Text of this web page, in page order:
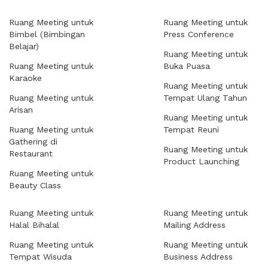
Ruang Meeting untuk
Bimbel (Bimbingan
Belajar)
Ruang Meeting untuk
Karaoke
Ruang Meeting untuk
Arisan
Ruang Meeting untuk
Gathering di
Restaurant
Ruang Meeting untuk
Beauty Class
Ruang Meeting untuk
Press Conference
Ruang Meeting untuk
Buka Puasa
Ruang Meeting untuk
Tempat Ulang Tahun
Ruang Meeting untuk
Tempat Reuni
Ruang Meeting untuk
Product Launching
Ruang Meeting untuk
Halal Bihalal
Ruang Meeting untuk
Tempat Wisuda
Ruang Meeting untuk
Mailing Address
Ruang Meeting untuk
Business Address